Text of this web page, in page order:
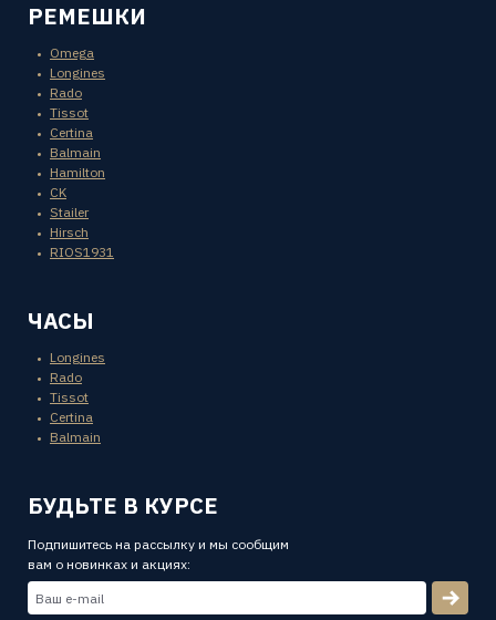
РЕМЕШКИ
Omega
Longines
Rado
Tissot
Certina
Balmain
Hamilton
CK
Stailer
Hirsch
RIOS1931
ЧАСЫ
Longines
Rado
Tissot
Certina
Balmain
БУДЬТЕ В КУРСЕ
Подпишитесь на рассылку и мы сообщим
вам о новинках и акциях: